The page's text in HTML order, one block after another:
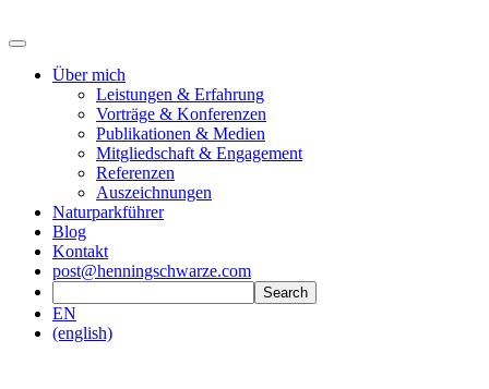
Über mich
Leistungen & Erfahrung
Vorträge & Konferenzen
Publikationen & Medien
Mitgliedschaft & Engagement
Referenzen
Auszeichnungen
Naturparkführer
Blog
Kontakt
post@henningschwarze.com
EN
(english)